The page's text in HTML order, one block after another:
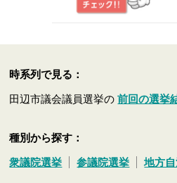
時系列で見る：
田辺市議会議員選挙の前回の選挙
種別から探す：
衆議院選挙 参議院選挙 地方